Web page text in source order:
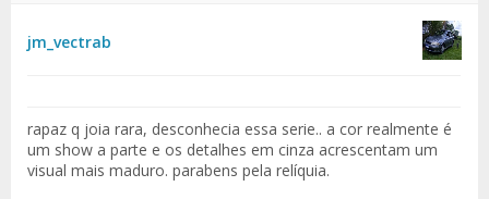
jm_vectrab
rapaz q joia rara, desconhecia essa serie.. a cor realmente é
um show a parte e os detalhes em cinza acrescentam um
visual mais maduro. parabens pela relíquia.